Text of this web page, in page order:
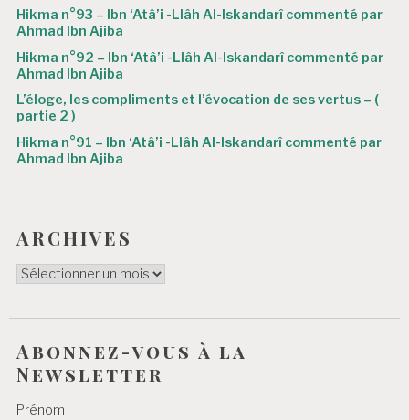
Hikma n°93 – Ibn ‘Atâ’i -Llâh Al-Iskandarî commenté par
Ahmad Ibn Ajiba
Hikma n°92 – Ibn ‘Atâ’i -Llâh Al-Iskandarî commenté par
Ahmad Ibn Ajiba
L’éloge, les compliments et l’évocation de ses vertus – (
partie 2 )
Hikma n°91 – Ibn ‘Atâ’i -Llâh Al-Iskandarî commenté par
Ahmad Ibn Ajiba
ARCHIVES
ARCHIVES
Abonnez-vous à la
Newsletter
Prénom